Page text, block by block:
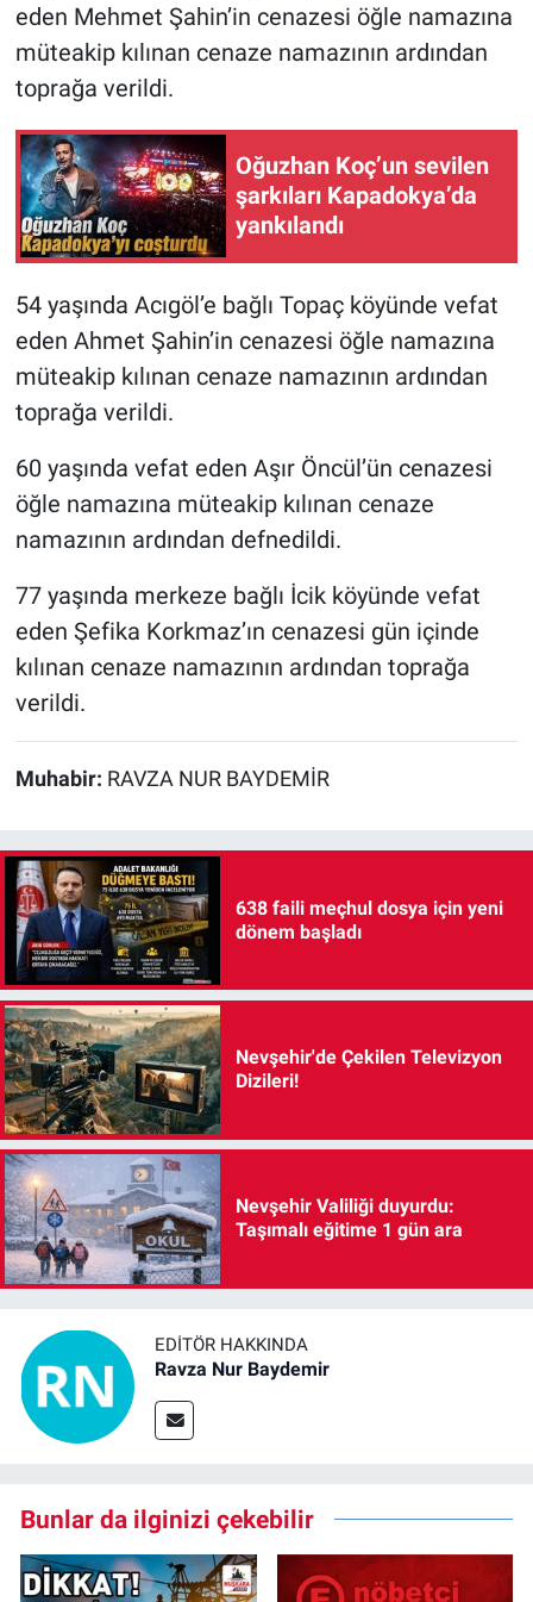
eden Mehmet Şahin’in cenazesi öğle namazına
müteakip kılınan cenaze namazının ardından
toprağa verildi.
Oğuzhan Koç’un sevilen
şarkıları Kapadokya’da
yankılandı
54 yaşında Acıgöl’e bağlı Topaç köyünde vefat
eden Ahmet Şahin’in cenazesi öğle namazına
müteakip kılınan cenaze namazının ardından
toprağa verildi.
60 yaşında vefat eden Aşır Öncül’ün cenazesi
öğle namazına müteakip kılınan cenaze
namazının ardından defnedildi.
77 yaşında merkeze bağlı İcik köyünde vefat
eden Şefika Korkmaz’ın cenazesi gün içinde
kılınan cenaze namazının ardından toprağa
verildi.
Muhabir: RAVZA NUR BAYDEMİR
638 faili meçhul dosya için yeni
dönem başladı
Nevşehir'de Çekilen Televizyon
Dizileri!
Nevşehir Valiliği duyurdu:
Taşımalı eğitime 1 gün ara
EDITÖR HAKKINDA
Ravza Nur Baydemir
Bunlar da ilginizi çekebilir